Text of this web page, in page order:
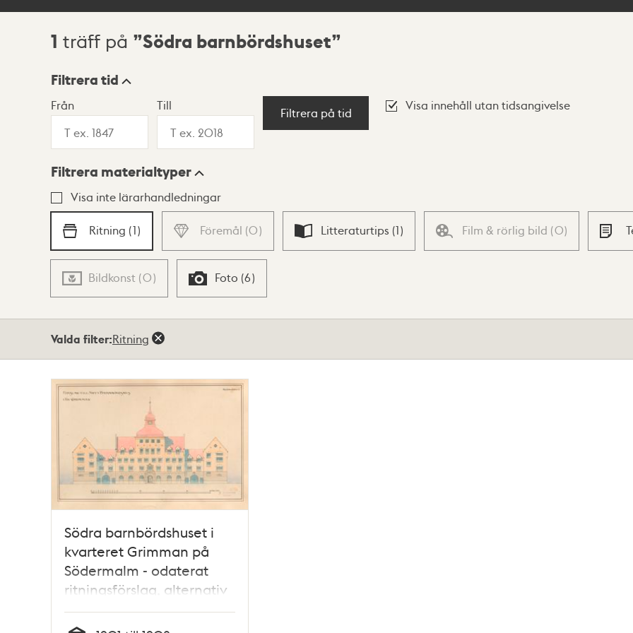
Sökresultat
1 träff på Södra barnbördshuset
Visningsläge
Lista Karta
Filtrera tid
Från Till
Filtrera på tid
Visa innehåll utan tidsangivelse
Filtrera materialtyper
Visa inte lärarhandledningar
Ritning (1) Föremål (0) Litteraturtips (1) Film & rörlig bild (0)
Bildkonst (0) Foto (6)
Valda filter:Ritning
Södra barnbördshuset i
kvarteret Grimman på
Södermalm - odaterat
ritningsförslag, alternativ
1